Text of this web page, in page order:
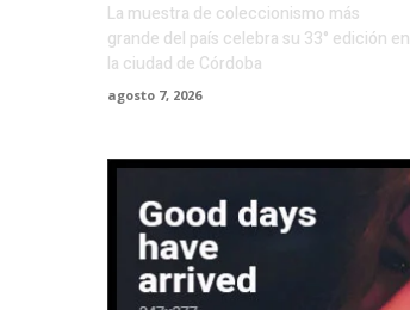
La muestra de coleccionismo más
grande del país celebra su 33° edición en
la ciudad de Córdoba
agosto 7, 2026